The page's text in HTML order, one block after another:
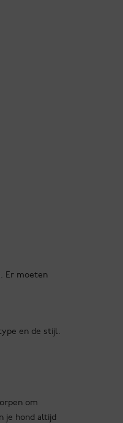
Er moeten
en de stijl.
om
je hond altijd